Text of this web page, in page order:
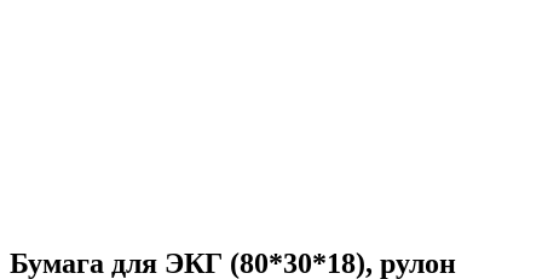
Бумага для ЭКГ (80*30*18), рулон